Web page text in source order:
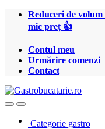
Treci
Treci
Reduceri de
mic preț 👍
Contul meu
Urmărire comenzi
Contact
OpenClose
Categorie gastro